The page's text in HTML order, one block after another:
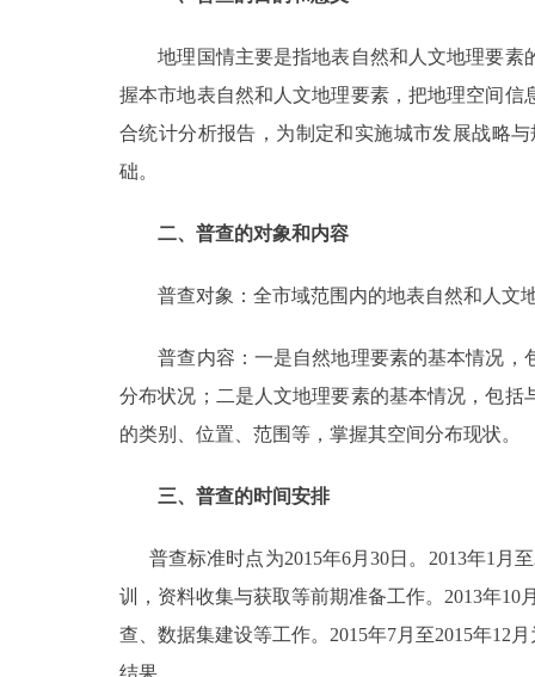
便民服务
12345网上接诉即办
参与调查
走进北京
北京概况
绿色北京
地理国情主要是指地表自然和人文地理要素
握本市地表自然和人文地理要素，把地理空间
合统计分析报告，为制定和实施城市发展战略
础。
二、普查的对象和内容
普查对象：全市域范围内的地表自然和人文
普查内容：一是自然地理要素的基本情况，
分布状况；二是人文地理要素的基本情况，包
的类别、位置、范围等，掌握其空间分布现状。
三、普查的时间安排
普查标准时点为2015年6月30日。2013年1月
训，资料收集与获取等前期准备工作。2013年
查、数据集建设等工作。2015年7月至2015年12
结果。